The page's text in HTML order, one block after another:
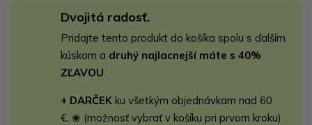
Dvojitá radosť.
Pridajte tento produkt do košíka spolu s ďalším
kúskom a druhý najlacnejší máte s 40%
ZĽAVOU
+ DARČEK ku všetkým objednávkam nad 60
€. ❀ (možnosť vybrať v košíku pri prvom kroku)